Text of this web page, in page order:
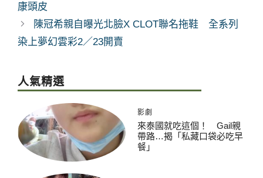
康頭皮
陳冠希親自曝光北臉X CLOT聯名拖鞋 全系列
染上夢幻雲彩2／23開賣
人氣精選
影劇
來泰國就吃這個！ Gail親
帶路…揭「私藏口袋必吃早
餐」